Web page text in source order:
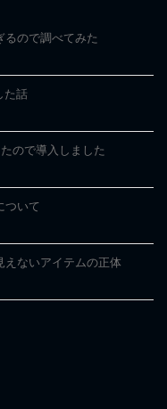
るので調べてみた
た話
ので導入しました
ついて
えないアイテムの正体